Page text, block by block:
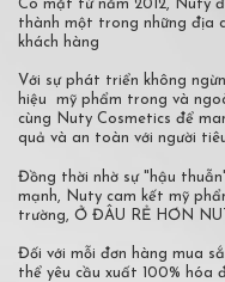
Có mặt từ năm 2012, Nuty
thành một trong những địa
khách hàng
Với sự phát triển không
hiệu mỹ phẩm trong và
cùng Nuty Cosmetics để
quả và an toàn với người
Đồng thời nhờ sự "hậu
mạnh, Nuty cam kết mỹ
trường, Ở ĐÂU RẺ HƠN
Đối với mỗi đơn hàng mua
thể yêu cầu xuất 100% hóa